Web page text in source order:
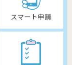
スマート申請